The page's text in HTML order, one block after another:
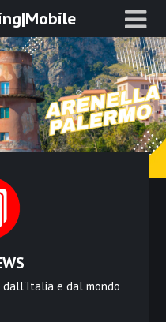
dall'Italia e dal mondo